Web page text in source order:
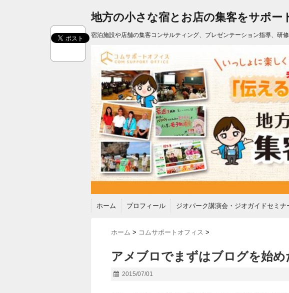
地方の小さな宿とお店の集客をサポー
宿泊施設や店舗の集客コンサルティング、プレゼンテーション指導、研
ホーム プロフィール ジオパーク講演会・ジオガイドセミナ
ホーム > コムサポートオフィス >
アメブロでまずはブログを始め
2015/07/01